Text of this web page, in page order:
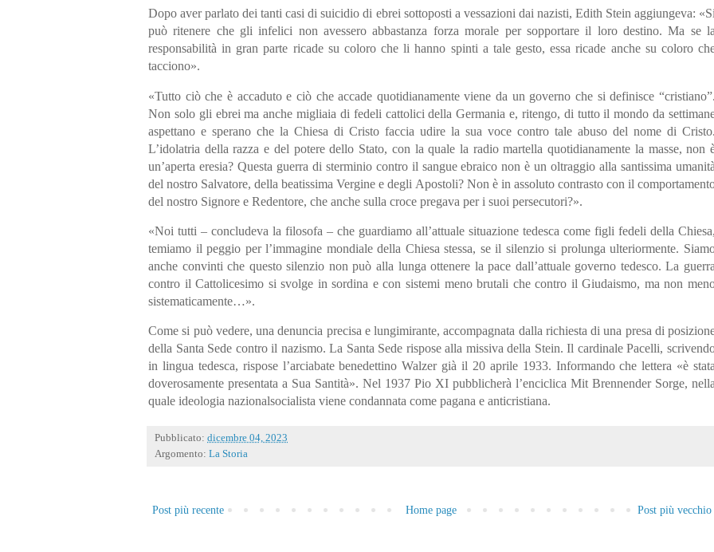
Dopo aver parlato dei tanti casi di suicidio di ebrei sottoposti a vessazioni dai nazisti, Edith Stein aggiungeva: «Si
può ritenere che gli infelici non avessero abbastanza forza morale per sopportare il loro destino. Ma se la
responsabilità in gran parte ricade su coloro che li hanno spinti a tale gesto, essa ricade anche su coloro
tacciono».
«Tutto ciò che è accaduto e ciò che accade quotidianamente viene da un governo che si definisce “cristiano”.
Non solo gli ebrei ma anche migliaia di fedeli cattolici della Germania e, ritengo, di tutto il mondo da
aspettano e sperano che la Chiesa di Cristo faccia udire la sua voce contro tale abuso del nome di Cristo.
L’idolatria della razza e del potere dello Stato, con la quale la radio martella quotidianamente la masse, non
un’aperta eresia? Questa guerra di sterminio contro il sangue ebraico non è un oltraggio alla santissima umanità
del nostro Salvatore, della beatissima Vergine e degli Apostoli? Non è in assoluto contrasto con il
del nostro Signore e Redentore, che anche sulla croce pregava per i suoi persecutori?».
«Noi tutti – concludeva la filosofa – che guardiamo all’attuale situazione tedesca come figli fedeli della Chiesa,
temiamo il peggio per l’immagine mondiale della Chiesa stessa, se il silenzio si prolunga ulteriormente.
anche convinti che questo silenzio non può alla lunga ottenere la pace dall’attuale governo tedesco. La guerra
contro il Cattolicesimo si svolge in sordina e con sistemi meno brutali che contro il Giudaismo, ma non
sistematicamente…».
Come si può vedere, una denuncia precisa e lungimirante, accompagnata dalla richiesta di una presa di
della Santa Sede contro il nazismo. La Santa Sede rispose alla missiva della Stein. Il cardinale Pacelli,
in lingua tedesca, rispose l’arciabate benedettino Walzer già il 20 aprile 1933. Informando che lettera «è stata
doverosamente presentata a Sua Santità». Nel 1937 Pio XI pubblicherà l’enciclica Mit Brennender Sorge, nella
quale ideologia nazionalsocialista viene condannata come pagana e anticristiana.
Pubblicato: dicembre 04, 2023
Argomento: La Storia
Post più recente Post più vecchio
Home page